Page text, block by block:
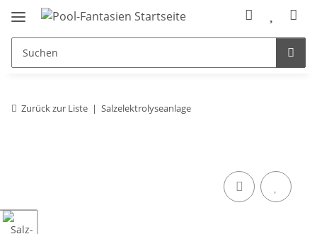
Zurück zur Liste Salzelektrolyseanlage